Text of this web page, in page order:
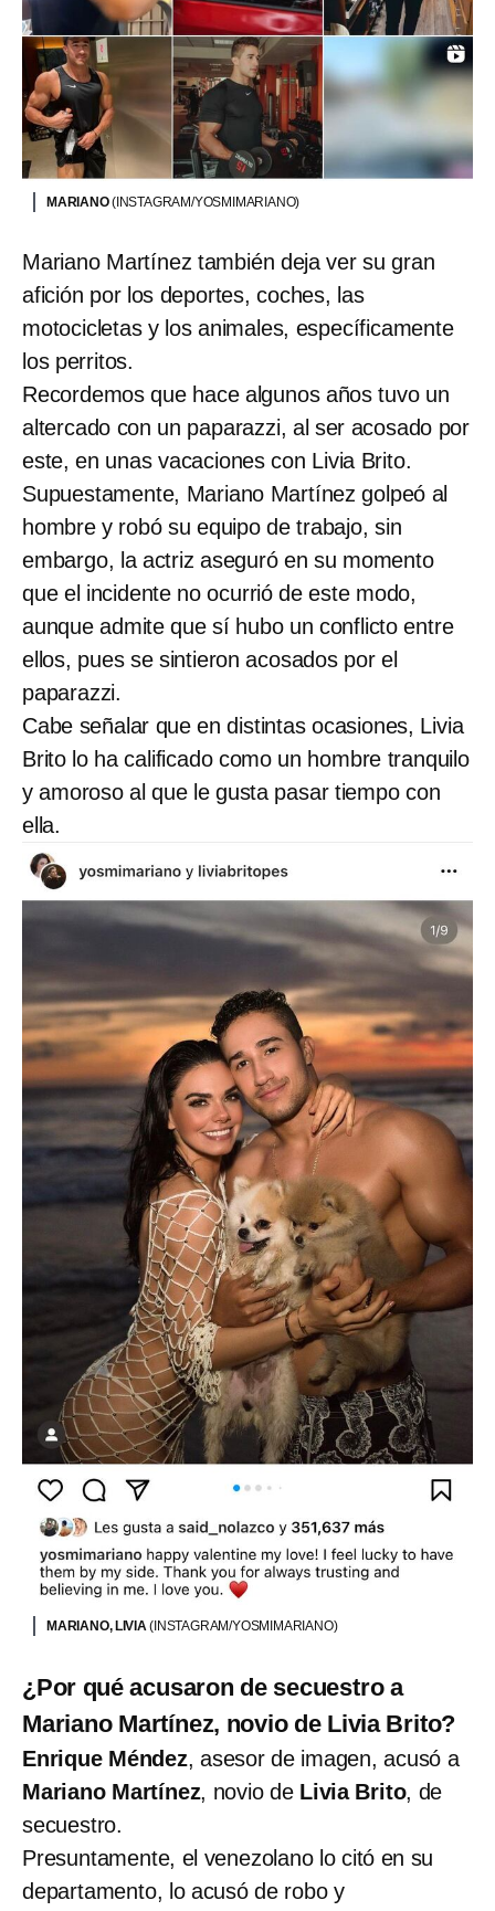
MARIANO(INSTAGRAM/YOSMIMARIANO)
Mariano Martínez también deja ver su gran
afición por los deportes, coches, las
motocicletas y los animales, específicamente
los perritos.
Recordemos que hace algunos años tuvo un
altercado con un paparazzi, al ser acosado por
este, en unas vacaciones con Livia Brito.
Supuestamente, Mariano Martínez golpeó al
hombre y robó su equipo de trabajo, sin
embargo, la actriz aseguró en su momento
que el incidente no ocurrió de este modo,
aunque admite que sí hubo un conflicto entre
ellos, pues se sintieron acosados por el
paparazzi.
Cabe señalar que en distintas ocasiones, Livia
Brito lo ha calificado como un hombre tranquilo
y amoroso al que le gusta pasar tiempo con
ella.
MARIANO, LIVIA(INSTAGRAM/YOSMIMARIANO)
¿Por qué acusaron de secuestro a
Mariano Martínez, novio de Livia Brito?
Enrique Méndez, asesor de imagen, acusó a
Mariano Martínez, novio de Livia Brito, de
secuestro.
Presuntamente, el venezolano lo citó en su
departamento, lo acusó de robo y